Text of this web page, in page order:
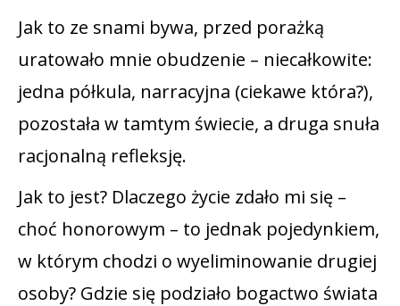
Jak to ze snami bywa, przed porażką
uratowało mnie obudzenie – niecałkowite:
jedna półkula, narracyjna (ciekawe która?),
pozostała w tamtym świecie, a druga snuła
racjonalną refleksję.
Jak to jest? Dlaczego życie zdało mi się –
choć honorowym – to jednak pojedynkiem,
w którym chodzi o wyeliminowanie drugiej
osoby? Gdzie się podziało bogactwo świata